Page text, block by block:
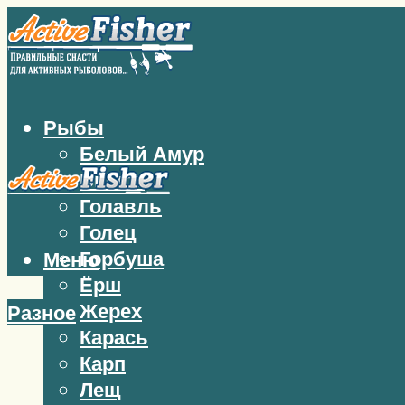
Рыбы
Белый Амур
Бычок
Голавль
Голец
Горбуша
Ёрш
Жерех
Карась
Карп
Лещ
Меню
Разное